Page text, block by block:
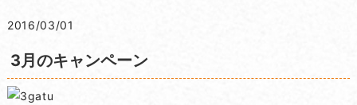
2016/03/01
3月のキャンペーン